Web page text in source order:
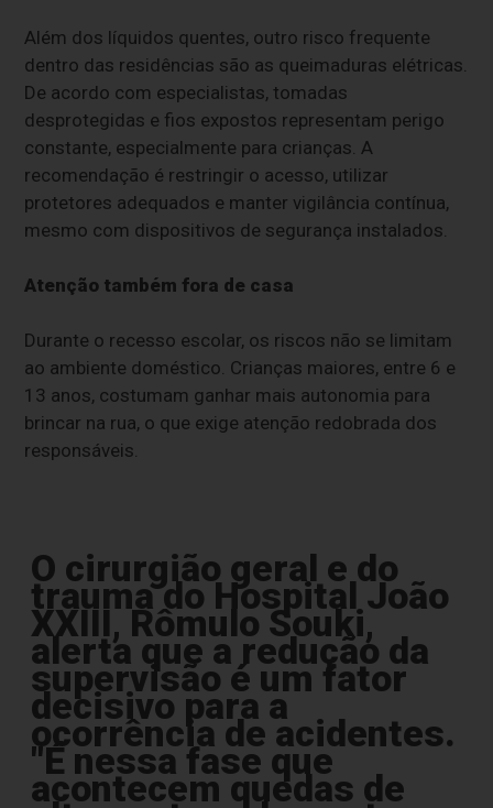
Além dos líquidos quentes, outro risco frequente
dentro das residências são as queimaduras elétricas.
De acordo com especialistas, tomadas
desprotegidas e fios expostos representam perigo
constante, especialmente para crianças. A
recomendação é restringir o acesso, utilizar
protetores adequados e manter vigilância contínua,
mesmo com dispositivos de segurança instalados.
Atenção também fora de casa
Durante o recesso escolar, os riscos não se limitam
ao ambiente doméstico. Crianças maiores, entre 6 e
13 anos, costumam ganhar mais autonomia para
brincar na rua, o que exige atenção redobrada dos
responsáveis.
O cirurgião geral e do
trauma do Hospital João
XXIII, Rômulo Souki,
alerta que a redução da
supervisão é um fator
decisivo para a
ocorrência de acidentes.
"É nessa fase que
acontecem quedas de